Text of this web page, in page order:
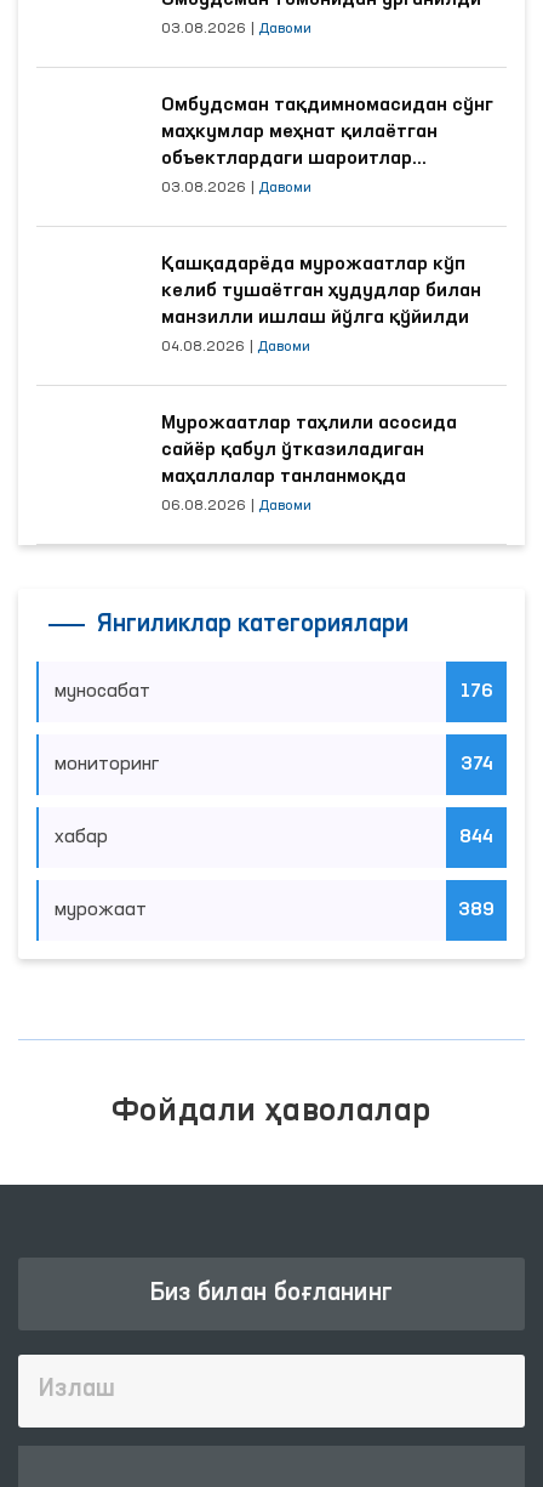
03.08.2026 Давоми
Омбудсман тақдимномасидан сўнг
маҳкумлар меҳнат қилаётган
объектлардаги шароитлар
яхшиланди
03.08.2026 Давоми
Қашқадарёда мурожаатлар кўп
келиб тушаётган ҳудудлар билан
манзилли ишлаш йўлга қўйилди
04.08.2026 Давоми
Мурожаатлар таҳлили асосида
сайёр қабул ўтказиладиган
маҳаллалар танланмоқда
06.08.2026 Давоми
Янгиликлар категориялари
муносабат 176
мониторинг 374
хабар 844
мурожаат 389
Фойдали ҳаволалар
Биз билан боғланинг